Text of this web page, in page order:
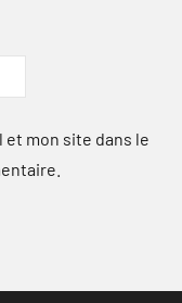
mon site dans le